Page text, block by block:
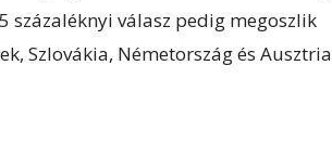
százaléknyi válasz pedig megoszlik
Szlovákia, Németország és Ausztria